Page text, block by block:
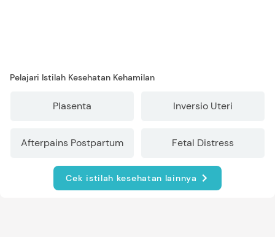
Pelajari Istilah Kesehatan Kehamilan
Plasenta Inversio Uteri
Afterpains Postpartum Fetal Distress
Cek istilah kesehatan lainnya